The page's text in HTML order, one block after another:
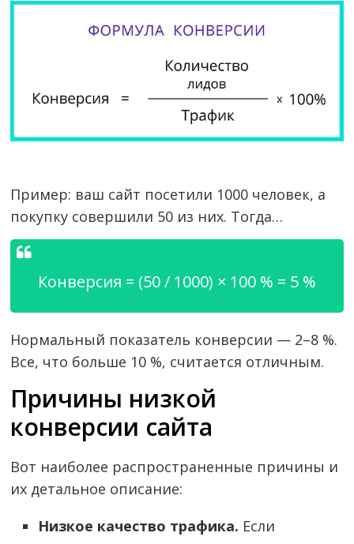
Пример: ваш сайт посетили 1000 человек, а
покупку совершили 50 из них. Тогда…
Конверсия = (50 / 1000) × 100 % = 5 %
Нормальный показатель конверсии — 2–8 %.
Все, что больше 10 %, считается отличным.
Причины низкой
конверсии сайта
Вот наиболее распространенные причины и
их детальное описание:
Низкое качество трафика. Если